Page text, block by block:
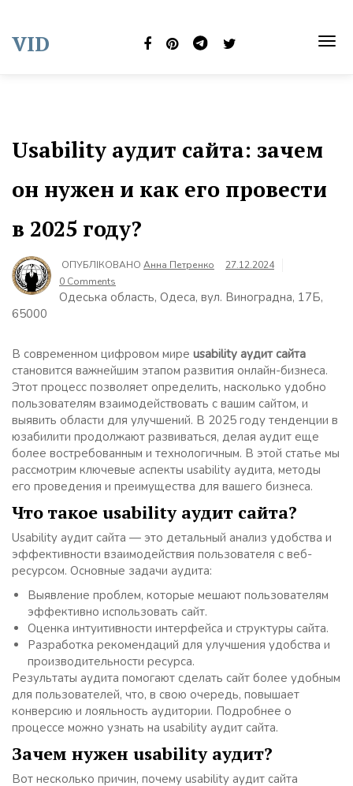
content
VID
Usability аудит сайта: зачем
он нужен и как его провести
в 2025 году?
ОПУБЛІКОВАНО Анна Петренко
27.12.2024
0 Comments
Одеська область, Одеса, вул. Виноградна, 17Б,
65000
В современном цифровом мире usability аудит сайта
становится важнейшим этапом развития онлайн-бизнеса.
Этот процесс позволяет определить, насколько удобно
пользователям взаимодействовать с вашим сайтом, и
выявить области для улучшений. В 2025 году тенденции в
юзабилити продолжают развиваться, делая аудит еще
более востребованным и технологичным. В этой статье мы
рассмотрим ключевые аспекты usability аудита, методы
его проведения и преимущества для вашего бизнеса.
Что такое usability аудит сайта?
Usability аудит сайта — это детальный анализ удобства и
эффективности взаимодействия пользователя с веб-
ресурсом. Основные задачи аудита:
Выявление проблем, которые мешают пользователям
эффективно использовать сайт.
Оценка интуитивности интерфейса и структуры сайта.
Разработка рекомендаций для улучшения удобства и
производительности ресурса.
Результаты аудита помогают сделать сайт более удобным
для пользователей, что, в свою очередь, повышает
конверсию и лояльность аудитории. Подробнее о
процессе можно узнать на usability аудит сайта.
Зачем нужен usability аудит?
Вот несколько причин, почему usability аудит сайта